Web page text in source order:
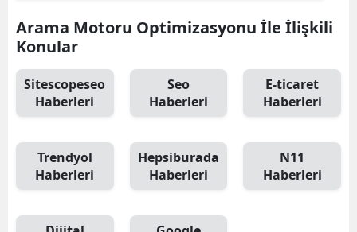
Arama Motoru Optimizasyonu İle İlişkili
Konular
Sitescopeseo
Haberleri
Seo
Haberleri
E-ticaret
Haberleri
Trendyol
Haberleri
Hepsiburada
Haberleri
N11
Haberleri